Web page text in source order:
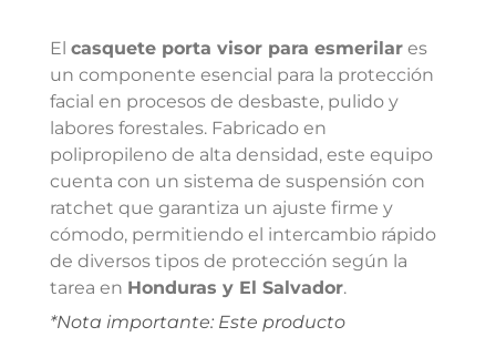
El casquete porta visor para esmerilar es
un componente esencial para la protección
facial en procesos de desbaste, pulido y
labores forestales. Fabricado en
polipropileno de alta densidad, este equipo
cuenta con un sistema de suspensión con
ratchet que garantiza un ajuste firme y
cómodo, permitiendo el intercambio rápido
de diversos tipos de protección según la
tarea en Honduras y El Salvador.
*Nota importante: Este producto